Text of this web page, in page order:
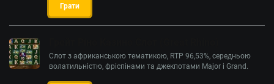
Грати
Слот з африканською тематикою, RTP 96,53%, середньою
волатильністю, фріспінами та джекпотами Major і Grand.